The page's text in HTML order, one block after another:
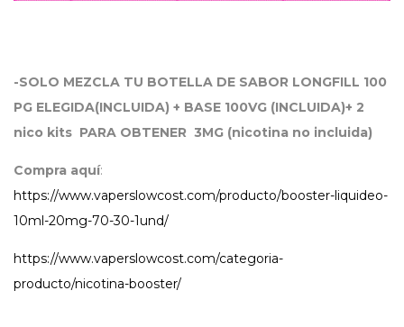
-SOLO MEZCLA TU BOTELLA DE SABOR LONGFILL 100
PG ELEGIDA(INCLUIDA) + BASE 100VG (INCLUIDA)+ 2
nico kits PARA OBTENER 3MG (nicotina no incluida)
Compra aquí:
https://www.vaperslowcost.com/producto/booster-liquideo-
10ml-20mg-70-30-1und/
https://www.vaperslowcost.com/categoria-
producto/nicotina-booster/